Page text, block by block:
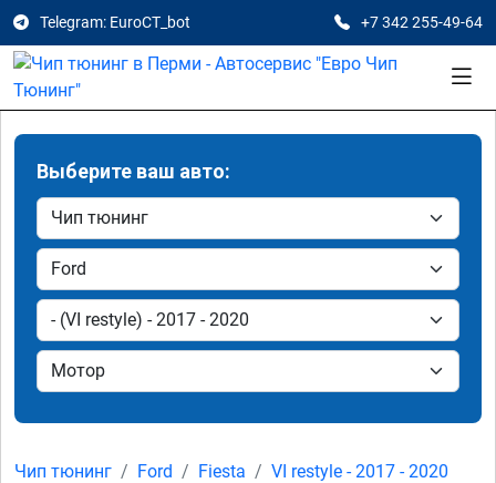
Telegram: EuroCT_bot +7 342 255-49-64
Выберите ваш авто:
Чип тюнинг Ford Fiesta
VI restyle - 2017 - 2020